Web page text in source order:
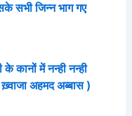
सभी जिन्न भाग गए
में नन्ही नन्ही
अहमद अब्बास )